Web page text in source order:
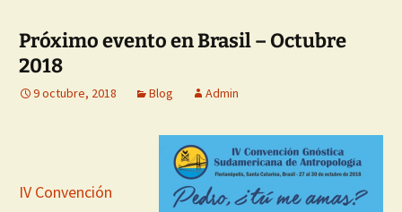
Próximo evento en Brasil – Octubre
2018
9 octubre, 2018 Blog Admin
IV Convención